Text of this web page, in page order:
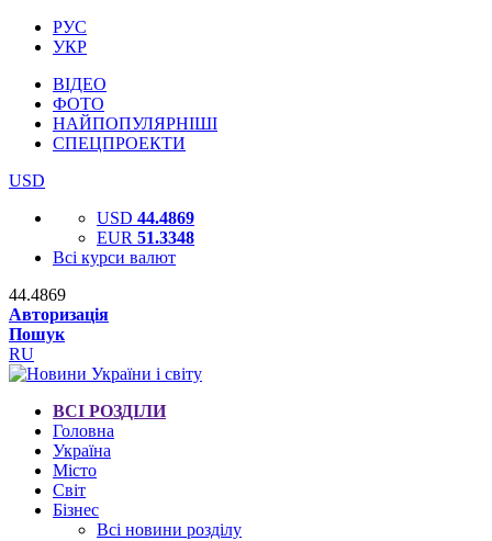
РУС
УКР
ВІДЕО
ФОТО
НАЙПОПУЛЯРНІШІ
СПЕЦПРОЕКТИ
USD
USD 44.4869
EUR 51.3348
Всі курси валют
44.4869
Авторизація
Пошук
RU
ВСІ РОЗДІЛИ
Головна
Україна
Місто
Світ
Бізнес
Всі новини розділу